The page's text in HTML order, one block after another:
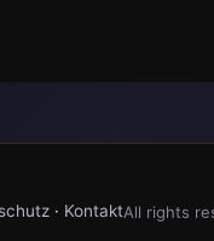
· KontaktAll rights